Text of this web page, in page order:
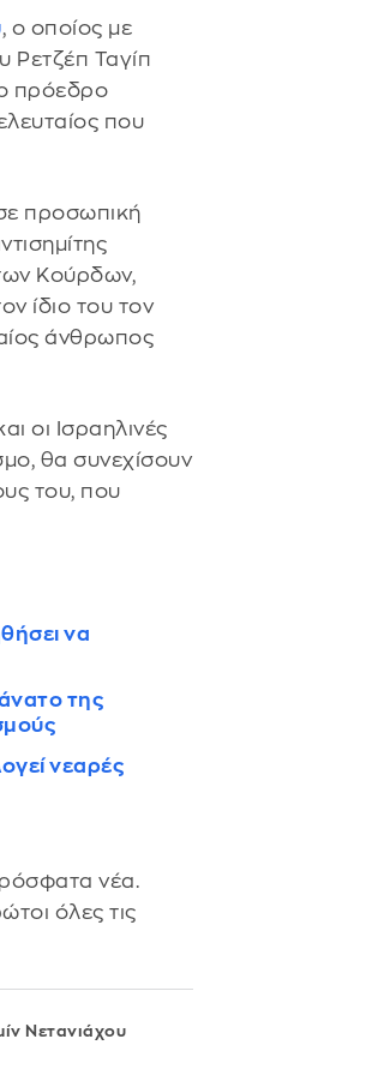
, ο οποίος με
Ρετζέπ Ταγίπ
πρόεδρο
που
προσωπική
Κούρδων,
ίδιο του τον
άνθρωπος
οι Ισραηλινές
θα συνεχίσουν
του, που
να
της
νεαρές
νέα.
όλες τις
Νετανιάχου